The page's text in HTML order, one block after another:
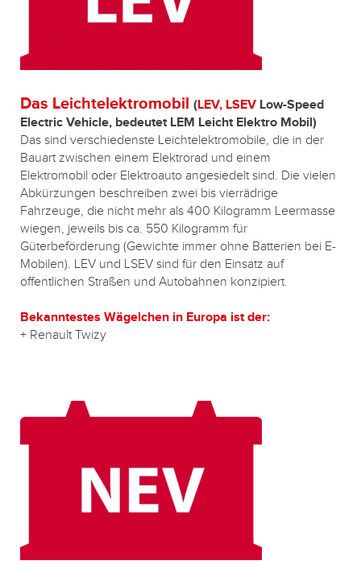
Das Leichtelektromobil (LEV, LSEV Low-Speed
Electric Vehicle, bedeutet LEM Leicht Elektro Mobil)
Das sind verschiedenste Leichtelektromobile, die in der
Bauart zwischen einem Elektrorad und einem
Elektromobil oder Elektroauto angesiedelt sind. Die vielen
Abkürzungen beschreiben zwei bis vierrädrige
Fahrzeuge, die nicht mehr als 400 Kilogramm Leermasse
wiegen, jeweils bis ca. 550 Kilogramm für
Güterbeförderung (Gewichte immer ohne Batterien bei E-
Mobilen). LEV und LSEV sind für den Einsatz auf
öffentlichen Straßen und Autobahnen konzipiert.
Bekanntestes Wägelchen in Europa ist der:
+ Renault Twizy